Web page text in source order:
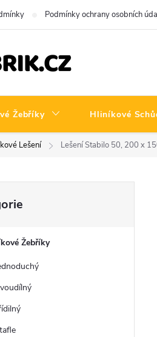
Podmínky ochrany osobních
Žebříky Hliníkové
Lešení Lešení Stabilo 50, 200 x
Žebříky